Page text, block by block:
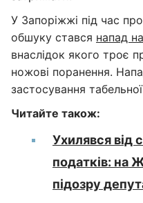
У Запоріжжі під час
обшуку стався напад
внаслідок якого троє
ножові поранення.
застосування
Читайте також:
Ухилявся від
податків: на
підозру